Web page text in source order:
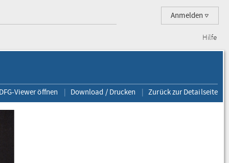
Anmelden
Hilfe
Viewer öffnen Download / Drucken Zurück zur Detailseite